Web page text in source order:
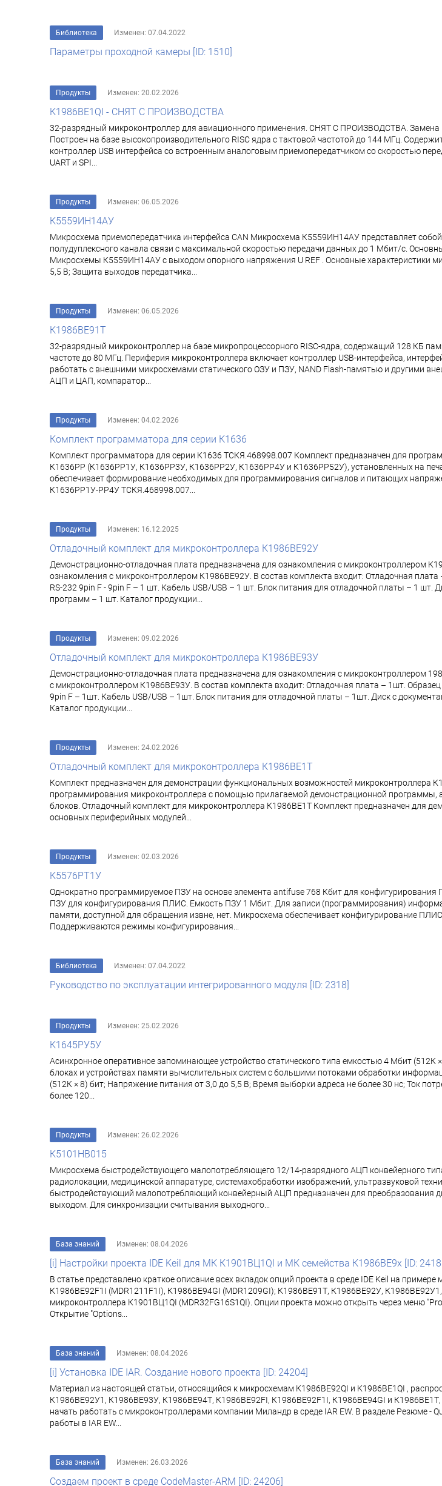
Библиотека Изменен: 07.04.2022
Параметры проходной камеры [ID: 1510]
Продукты Изменен: 20.02.2026
К1986ВЕ1QI - СНЯТ С ПРОИЗВОДСТВА
32-разрядный микроконтроллер для авиационного применения. СНЯТ С ПРОИЗВОДСТВА.
Построен на базе высокопроизводительного RISC ядра с тактовой частотой до 144 МГц.
контроллер USB интерфейса со встроенным аналоговым приемопередатчиком со скоростью
UART и SPI...
Продукты Изменен: 06.05.2026
К5559ИН14АУ
Микросхема приемопередатчика интерфейса CAN Микросхема К5559ИН14АУ представляет
полудуплексного канала связи с максимальной скоростью передачи данных до 1 Мбит/с.
Микросхемы К5559ИН14АУ с выходом опорного напряжения U REF . Основные характеристики
5,5 В; Защита выходов передатчика...
Продукты Изменен: 06.05.2026
К1986ВЕ91Т
32-разрядный микроконтроллер на базе микропроцессорного RISC-ядра, содержащий 128 КБ
частоте до 80 МГц. Периферия микроконтроллера включает контроллер USB-интерфейса,
работать с внешними микросхемами статического ОЗУ и ПЗУ, NAND Flash-памятью и другими
АЦП и ЦАП, компаратор...
Продукты Изменен: 04.02.2026
Комплект программатора для серии К1636
Комплект программатора для серии К1636 ТСКЯ.468998.007 Комплект предназначен для
К1636РР (К1636РР1У, К1636РР3У, К1636РР2У, К1636РР4У и К1636РР52У), установленных на
обеспечивает формирование необходимых для программирования сигналов и питающих
К1636РР1У-РР4У ТСКЯ.468998.007...
Продукты Изменен: 16.12.2025
Отладочный комплект для микроконтроллера К1986ВЕ92У
Демонстрационно-отладочная плата предназначена для ознакомления с микроконтроллером
ознакомления с микроконтроллером К1986ВЕ92У. В состав комплекта входит: Отладочная
RS-232 9pin F - 9pin F – 1 шт. Кабель USB/USB – 1 шт. Блок питания для отладочной платы – 1
программ – 1 шт. Каталог продукции...
Продукты Изменен: 09.02.2026
Отладочный комплект для микроконтроллера К1986ВЕ93У
Демонстрационно-отладочная плата предназначена для ознакомления с микроконтроллером
с микроконтроллером К1986ВЕ93У. В состав комплекта входит: Отладочная плата – 1шт.
9pin F – 1шт. Кабель USB/USB – 1шт. Блок питания для отладочной платы – 1шт. Диск с
Каталог продукции...
Продукты Изменен: 24.02.2026
Отладочный комплект для микроконтроллера К1986ВЕ1Т
Комплект предназначен для демонстрации функциональных возможностей микроконтроллера
программирования микроконтроллера с помощью прилагаемой демонстрационной программы,
блоков. Отладочный комплект для микроконтроллера К1986ВЕ1Т Комплект предназначен для
основных периферийных модулей...
Продукты Изменен: 02.03.2026
К5576РТ1У
Однократно программируемое ПЗУ на основе элемента antifuse 768 Кбит для
ПЗУ для конфигурирования ПЛИС. Емкость ПЗУ 1 Мбит. Для записи (программирования)
памяти, доступной для обращения извне, нет. Микросхема обеспечивает конфигурирование
Поддерживаются режимы конфигурирования...
Библиотека Изменен: 07.04.2022
Руководство по эксплуатации интегрированного модуля [ID: 2318]
Продукты Изменен: 25.02.2026
К1645РУ5У
Асинхронное оперативное запоминающее устройство статического типа емкостью 4 Мбит
блоках и устройствах памяти вычислительных систем с большими потоками обработки
(512К × 8) бит; Напряжение питания от 3,0 до 5,5 В; Время выборки адреса не более 30 нс; Ток
более 120...
Продукты Изменен: 26.02.2026
К5101НВ015
Микросхема быстродействующего малопотребляющего 12/14-разрядного АЦП конвейерного
радиолокации, медицинской аппаратуре, системахобработки изображений, ультразвуковой
быстродействующий малопотребляющий конвейерный АЦП предназначен для преобразования
выходом. Для синхронизации считывания выходного...
База знаний Изменен: 08.04.2026
[i] Настройки проекта IDE Keil для МК К1901ВЦ1QI и МК семейства К1986ВЕ9x [ID:
В статье представлено краткое описание всех вкладок опций проекта в среде IDE Keil на
К1986ВЕ92F1I (MDR1211F1I), К1986ВЕ94GI (MDR1209GI); К1986ВЕ91Т, К1986ВЕ92У,
микроконтроллера К1901ВЦ1QI (MDR32FG16S1QI). Опции проекта можно открыть через меню
Открытие "Options...
База знаний Изменен: 08.04.2026
[i] Установка IDE IAR. Создание нового проекта [ID: 24204]
Материал из настоящей статьи, относящийся к микросхемам К1986ВЕ92QI и К1986ВЕ1QI ,
К1986ВЕ92У1, К1986ВЕ93У, К1986ВЕ94Т, К1986ВЕ92FI, К1986ВЕ92F1I, К1986ВЕ94GI и
начать работать с микроконтроллерами компании Миландр в среде IAR EW. В разделе Резюме -
работы в IAR EW...
База знаний Изменен: 26.03.2026
Создаем проект в среде CodeMaster-ARM [ID: 24206]